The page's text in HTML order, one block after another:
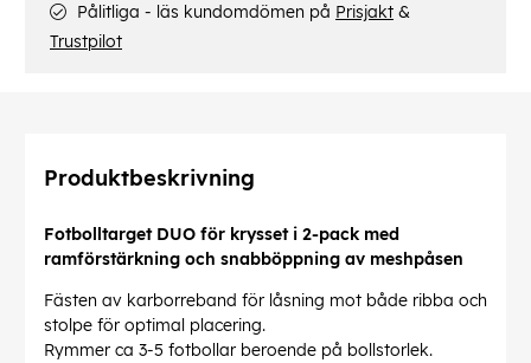
Pålitliga - läs kundomdömen på Prisjakt &
Trustpilot
Produktbeskrivning
Fotbolltarget DUO för krysset i 2-pack med
ramförstärkning och snabböppning av meshpåsen
Fästen av karborreband för låsning mot både ribba och
stolpe för optimal placering.
Rymmer ca 3-5 fotbollar beroende på bollstorlek.